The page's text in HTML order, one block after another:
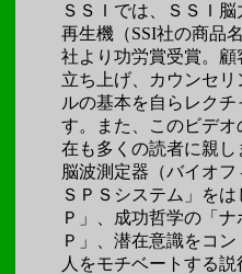
ＳＳＩでは、ＳＳＩ
再生機（SSI社の商品
社より功労賞受賞。
立ち上げ、カウンセ
ルの基本を自らレク
す。また、このビデ
在も多くの読者に親し
脳波測定器（バイオ
ＳＰＳシステム」を
Ｐ」、成功哲学の「
Ｐ」、潜在意識をコ
人をモチベートする